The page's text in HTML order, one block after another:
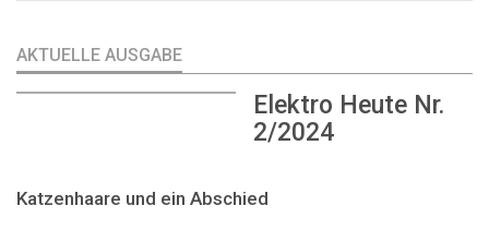
AKTUELLE AUSGABE
Elektro Heute Nr.
2/2024
Katzenhaare und ein Abschied